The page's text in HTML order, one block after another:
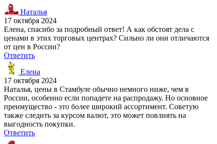
Наталья
17 октября 2024
Елена, спасибо за подробный ответ! А как обстоят дела с
ценами в этих торговых центрах? Сильно ли они отличаются
от цен в России?
Ответить
Елена
17 октября 2024
Наталья, цены в Стамбуле обычно немного ниже, чем в
России, особенно если попадете на распродажу. Но основное
преимущество - это более широкий ассортимент. Советую
также следить за курсом валют, это может повлиять на
выгодность покупки.
Ответить